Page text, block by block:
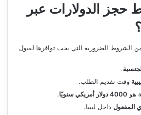
الدولارات عبر
الضرورية التي يجب توافرها لقبول
.
وقت تقديم الطلب.
هو 4000 دولار أمريكي سنويًا
.
المفعول داخل ليبيا.